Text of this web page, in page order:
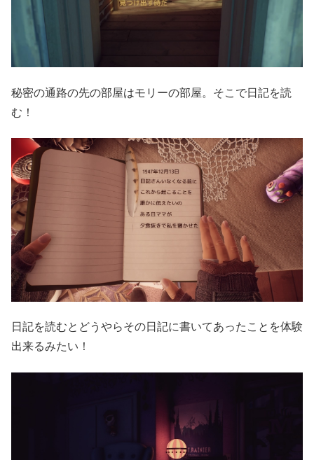
秘密の通路の先の部屋はモリーの部屋。そこで日記を読
む！
日記を読むとどうやらその日記に書いてあったことを体験
出来るみたい！